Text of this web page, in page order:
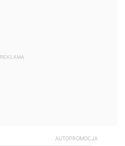
REKLAMA
AUTOPROMOCJA